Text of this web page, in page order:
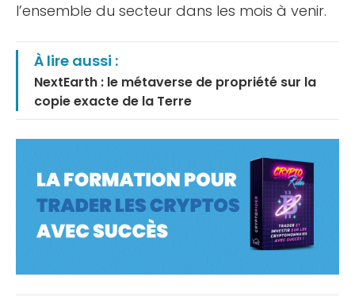
l’ensemble du secteur dans les mois à venir.
À lire aussi :
NextEarth : le métaverse de propriété sur la
copie exacte de la Terre